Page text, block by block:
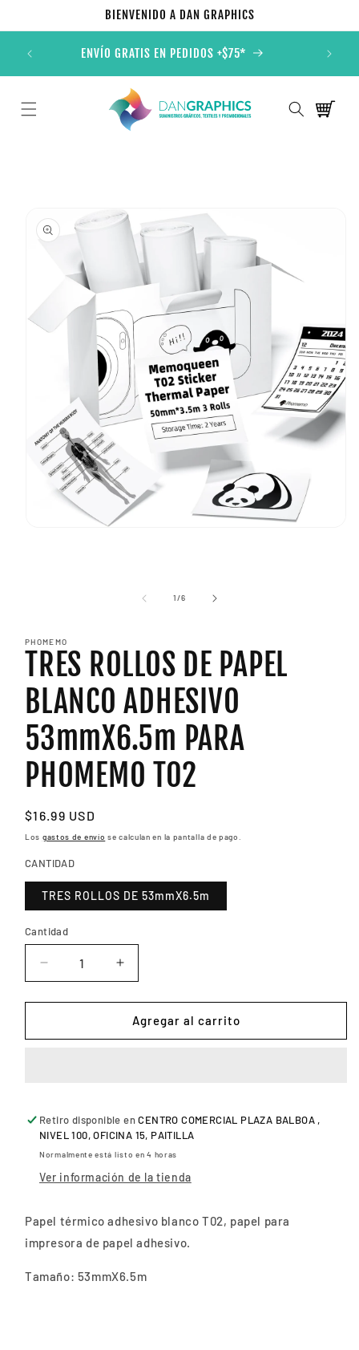
al contenido
BIENVENIDO A DAN GRAPHICS
ENVÍO GRATIS EN PEDIDOS +$75*
Carrito
1/de
6
PHOMEMO
TRES ROLLOS DE PAPEL
BLANCO ADHESIVO
53mmX6.5m PARA
PHOMEMO T02
Precio
habitual
$16.99 USD
Los gastos de envío se calculan en la pantalla de pago.
CANTIDAD
TRES ROLLOS DE 53mmX6.5m
Cantidad
Reducir
cantidad
para
ROLLOS
53mmX6.5m
PARA
PHOMEMO
T02
Aumentar
cantidad
para
TRES
ROLLOS
53mmX6.5m
PARA
PHOMEMO
T02
Agregar al carrito
Retiro disponible enCENTRO COMERCIAL PLAZA BALBOA ,
NIVEL 100, OFICINA 15, PAITILLA
Normalmente está listo en 4 horas
Ver información de la tienda
Papel térmico adhesivo blanco T02, papel para
impresora de papel adhesivo.
Tamaño: 53mmX6.5m